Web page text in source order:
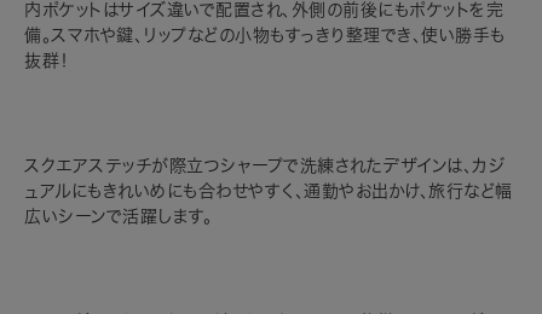
内ポケットはサイズ違いで配置され、外側の前後にもポケットを完
備。スマホや鍵、リップなどの小物もすっきり整理でき、使い勝手も
抜群！
スクエアステッチが際立つシャープで洗練されたデザインは、カジ
ュアルにもきれいめにも合わせやすく、通勤やお出かけ、旅行など幅
広いシーンで活躍します。